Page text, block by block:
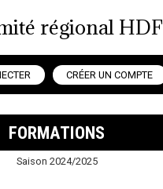
régional HDF
CRÉER UN COMPTE
FORMATIONS
Saison 2024/2025